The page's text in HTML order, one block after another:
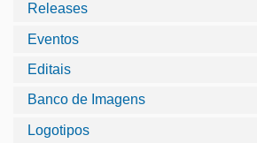
Releases
Eventos
Editais
Banco de Imagens
Logotipos